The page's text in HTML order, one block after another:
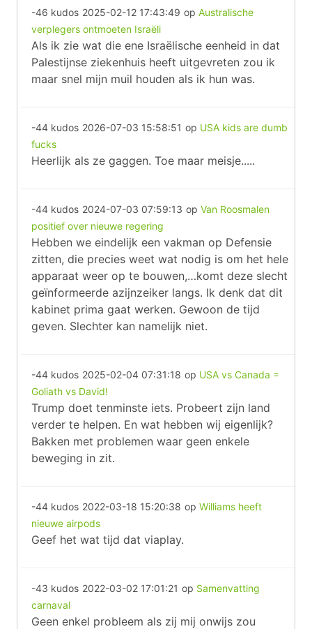
-46 kudos 2025-02-12 17:43:49 op Australische
verplegers ontmoeten Israëli
Als ik zie wat die ene Israëlische eenheid in dat
Palestijnse ziekenhuis heeft uitgevreten zou ik
maar snel mijn muil houden als ik hun was.
-44 kudos 2026-07-03 15:58:51 op USA kids are dumb
fucks
Heerlijk als ze gaggen. Toe maar meisje.....
-44 kudos 2024-07-03 07:59:13 op Van Roosmalen
positief over nieuwe regering
Hebben we eindelijk een vakman op Defensie
zitten, die precies weet wat nodig is om het hele
apparaat weer op te bouwen,…komt deze slecht
geïnformeerde azijnzeiker langs. Ik denk dat dit
kabinet prima gaat werken. Gewoon de tijd
geven. Slechter kan namelijk niet.
-44 kudos 2025-02-04 07:31:18 op USA vs Canada =
Goliath vs David!
Trump doet tenminste iets. Probeert zijn land
verder te helpen. En wat hebben wij eigenlijk?
Bakken met problemen waar geen enkele
beweging in zit.
-44 kudos 2022-03-18 15:20:38 op Williams heeft
nieuwe airpods
Geef het wat tijd dat viaplay.
-43 kudos 2022-03-02 17:01:21 op Samenvatting
carnaval
Geen enkel probleem als zij mij onwijs zou